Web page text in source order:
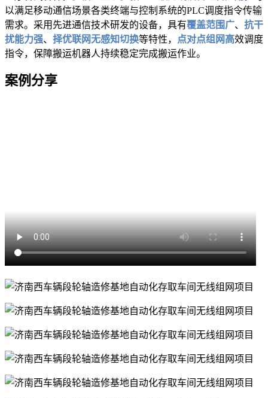
以满足移动通信场景各类终端与控制系统的PLC调度指令传输
需求。采用先进通信技术研发的设备，具有覆盖范围广、 抗干
扰能力强、 择优联网无感知切换等特性， 点对点组网高效调度
指令，保障搬运机器人持续稳定完成搬运作业。
案例分享